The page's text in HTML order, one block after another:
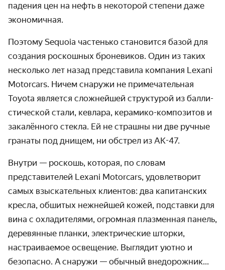
падения цен на нефть в некоторой степени даже
экономичная.
Поэтому Sequoia частенько становится базой для
создания роскошных броне­виков. Один из таких
несколько лет назад пред­ставила компания Lexani
Motorcars. Ничем снаружи не примеча­тельная
Toyota является сложнейшей структурой из балли­
стической стали, кевлара, керамико-композитов и
закалённого стекла. Ей не страшны ни две ручные
гранаты под днищем, ни обстрел из АК-47.
Внутри — роскошь, которая, по словам
представителей Lexani Motorcars, удовле­творит
самых взыска­тельных клиентов: два капитан­ских
кресла, обшитых нежнейшей кожей, подставки для
вина с охлади­телями, огромная плазменная панель,
деревян­ные планки, электри­ческие шторки,
настраиваемое освещение. Выглядит уютно и
безопасно. А снаружи — обычный внедорожник...